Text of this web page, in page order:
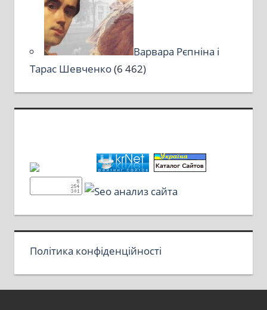
Варвара Рєпніна і
Тарас Шевченко(6 462)
Політика конфіденційності